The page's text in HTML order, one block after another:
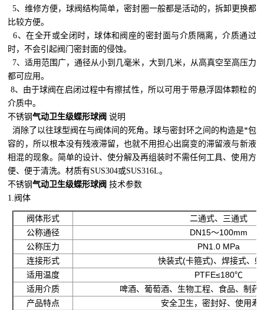
5、维修方便，球阀结构简单，密封圈一般都是活动的，拆卸更换都
比较方便。
6、在全开或全闭时，球体和阀座的密封面与介质隔离，介质通过
时，不会引起阀门密封面的侵蚀。
7、适用范围广，通径从小到几毫米，大到几米，从高真空至高压力
都可应用。
8、由于球阀在启闭过程中有擦拭性，所以可用于带悬浮固体颗粒的
介质中。
不锈钢气动卫生级蝶形球阀 说明
消除了以往球型阀在与阀体间的死角。球与密封环之间的构造是*包
容的，所以根本没有残液滞留，也就不用担心出腐变的滞留液与新液
相混的现象。简单的设计、使分解及再组装时不需任何工具、使用方
便、便于清洗。材质有SUS304或SUS316L。
不锈钢气动卫生级蝶形球阀 技术参数
1.阀体
阀体形式
二通式、三通式
公称通径
DN15～100mm
公称压力
PN1.0 MPa
连接形式
快装式(卡箍式)、焊接式、
适用温度
PTFE≤180℃
适用介质
啤酒、葡萄酒、生物工程、食品、制药
产品特点
安全卫生，密封好、使用寿